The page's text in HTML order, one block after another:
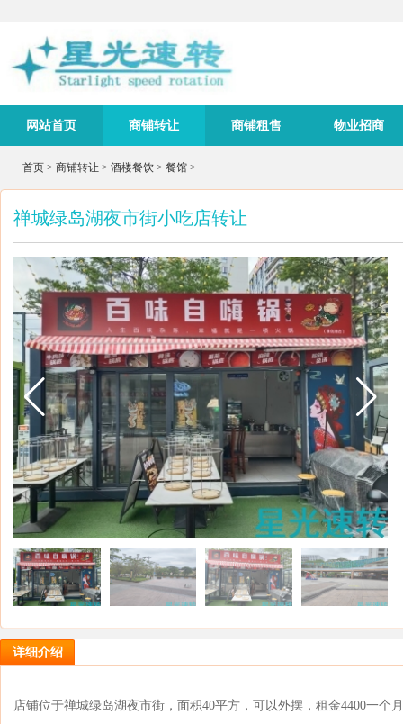
网站首页 商铺转让 商铺租售 物业招商
首页 > 商铺转让 > 酒楼餐饮 > 餐馆 >
禅城绿岛湖夜市街小吃店转让
详细介绍
店铺位于禅城绿岛湖夜市街，面积40平方，可以外摆，租金4400一